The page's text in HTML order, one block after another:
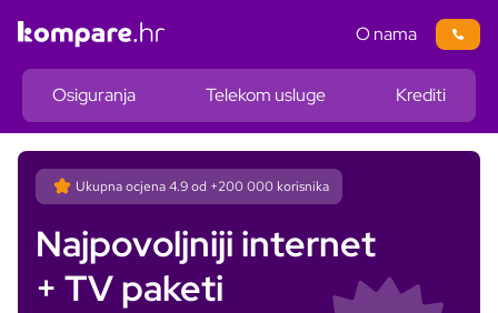
Osiguranja Telekom usluge Krediti
O nama
Ukupna ocjena4.9od +200 000 korisnika
Najpovoljniji internet
+ TV paketi